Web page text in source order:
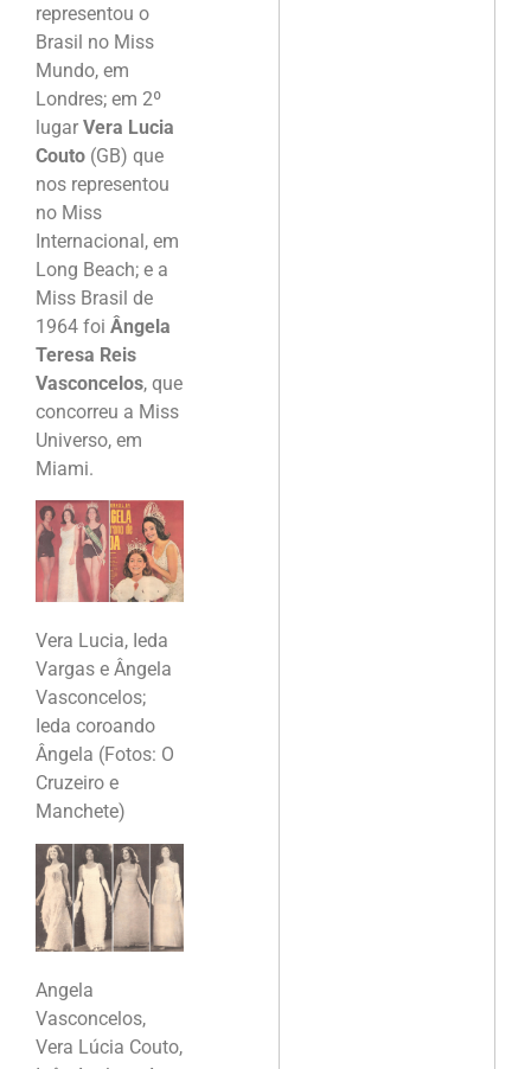
representou o
Brasil no Miss
Mundo, em
Londres; em 2º
lugar Vera Lucia
Couto (GB) que
nos representou
no Miss
Internacional, em
Long Beach; e a
Miss Brasil de
1964 foi Ângela
Teresa Reis
Vasconcelos, que
concorreu a Miss
Universo, em
Miami.
Vera Lucia, Ieda
Vargas e Ângela
Vasconcelos;
Ieda coroando
Ângela (Fotos: O
Cruzeiro e
Manchete)
Angela
Vasconcelos,
Vera Lúcia Couto,